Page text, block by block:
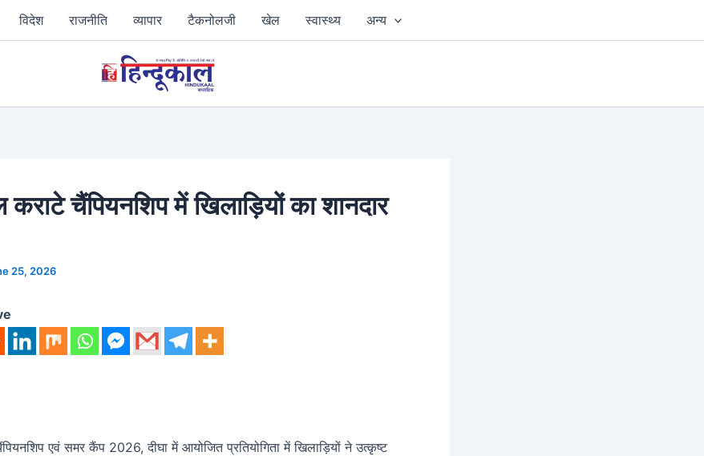
विदेश राजनीति व्‍यापार टैकनोलजी खेल स्‍वास्‍थ्‍य अन्य
कराटे चैंपियनशिप में खिलाड़ियों का शानदार
25, 2026
एवं समर कैंप 2026, दीघा में आयोजित प्रतियोगिता में खिलाड़ियों ने उत्कृष्ट